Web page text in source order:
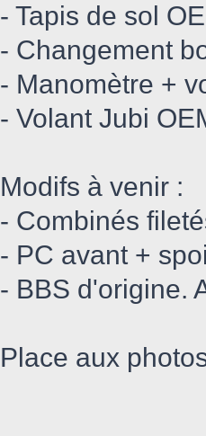
- Tapis de sol
- Changement
- Manomètre +
- Volant Jubi
Modifs à venir :
- Combinés
- PC avant +
- BBS d'origine.
Place aux